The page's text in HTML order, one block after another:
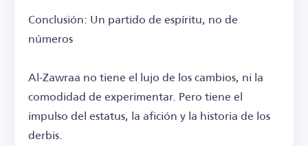
Conclusión: Un partido de espíritu, no de
números
Al-Zawraa no tiene el lujo de los cambios, ni la
comodidad de experimentar. Pero tiene el
impulso del estatus, la afición y la historia de los
derbis.